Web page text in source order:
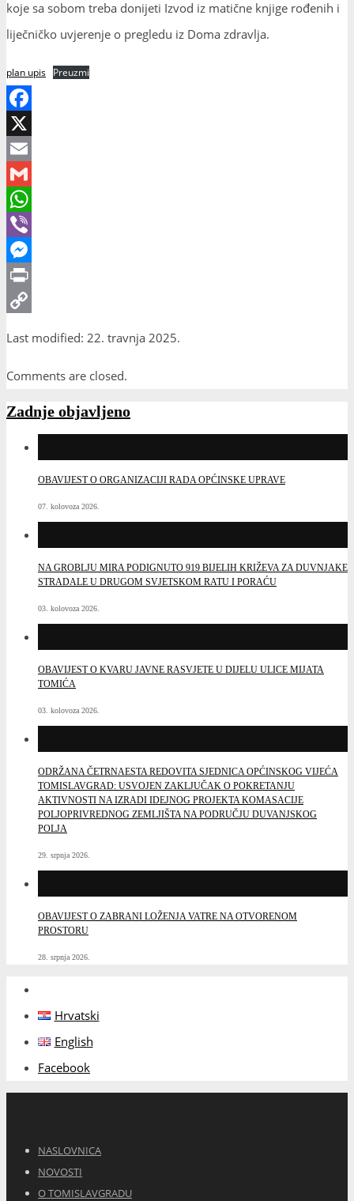
koje sa sobom treba donijeti Izvod iz matične knjige rođenih i
liječničko uvjerenje o pregledu iz Doma zdravlja.
plan upis Preuzmi
Facebook
X
Email
Gmail
WhatsApp
Viber
Messenger
Print
Last modified: 22. travnja 2025.
Comments are closed.
Zadnje objavljeno
OBAVIJEST O ORGANIZACIJI RADA OPĆINSKE UPRAVE
07. kolovoza 2026.
NA GROBLJU MIRA PODIGNUTO 919 BIJELIH KRIŽEVA ZA DUVNJAKE
STRADALE U DRUGOM SVJETSKOM RATU I PORAĆU
03. kolovoza 2026.
OBAVIJEST O KVARU JAVNE RASVJETE U DIJELU ULICE MIJATA
TOMIĆA
03. kolovoza 2026.
ODRŽANA ČETRNAESTA REDOVITA SJEDNICA OPĆINSKOG VIJEĆA
TOMISLAVGRAD: USVOJEN ZAKLJUČAK O POKRETANJU
AKTIVNOSTI NA IZRADI IDEJNOG PROJEKTA KOMASACIJE
POLJOPRIVREDNOG ZEMLJIŠTA NA PODRUČJU DUVANJSKOG
POLJA
29. srpnja 2026.
OBAVIJEST O ZABRANI LOŽENJA VATRE NA OTVORENOM
PROSTORU
28. srpnja 2026.
Hrvatski
English
Facebook
NASLOVNICA
NOVOSTI
O TOMISLAVGRADU